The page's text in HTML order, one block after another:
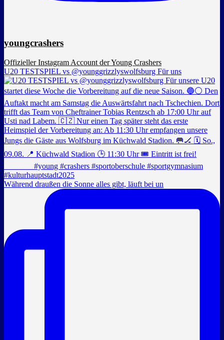
youngcrashers
Offizieller Instagram Account der Young Crashers
U20 TESTSPIEL vs @younggrizzlyswolfsburg Für uns
Während draußen die Sonne alles gibt, läuft bei un